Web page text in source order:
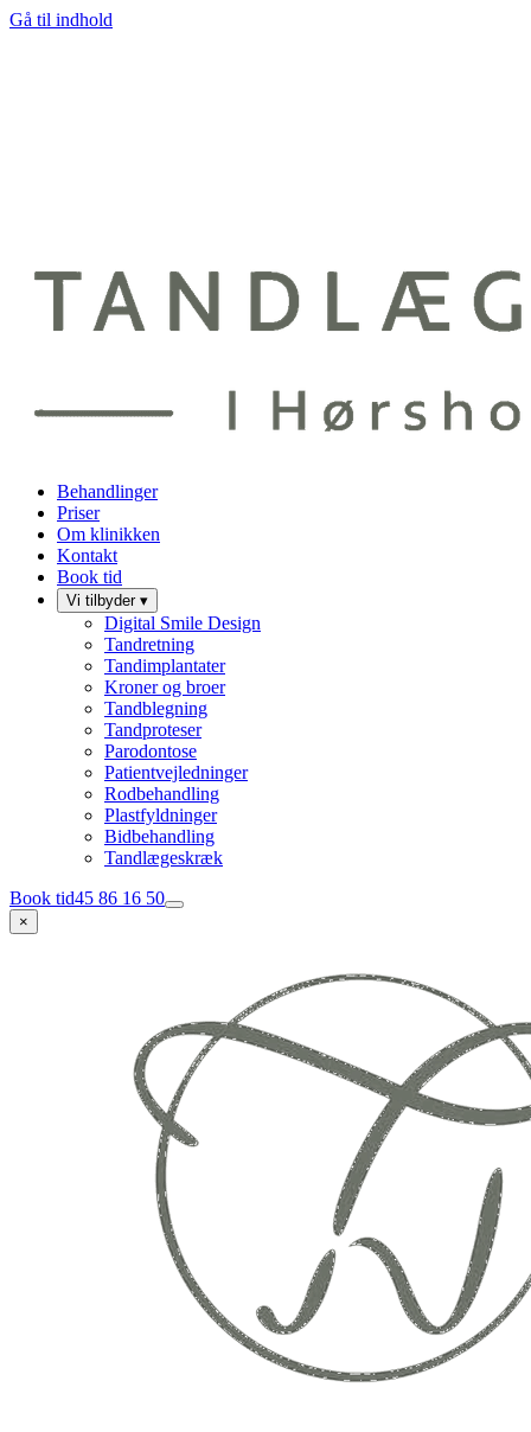
Gå til indhold
Behandlinger
Priser
Om klinikken
Kontakt
Book tid
Vi tilbyder ▾
Digital Smile Design
Tandretning
Tandimplantater
Kroner og broer
Tandblegning
Tandproteser
Parodontose
Patientvejledninger
Rodbehandling
Plastfyldninger
Bidbehandling
Tandlægeskræk
Book tid45 86 16 50
×